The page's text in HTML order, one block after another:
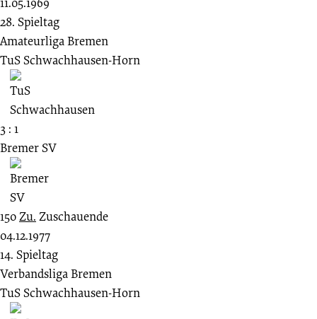
28. Spieltag
Amateurliga Bremen
TuS Schwachhausen-Horn
3 : 1
Bremer SV
150 Zu. Zuschauende
04.12.1977
14. Spieltag
Verbandsliga Bremen
TuS Schwachhausen-Horn